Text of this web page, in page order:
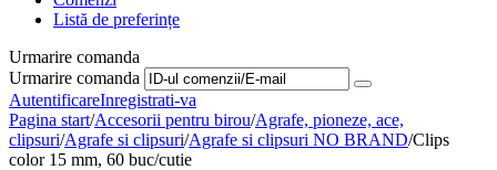
Listă de preferințe
Urmarire comanda
Urmarire comanda
AutentificareInregistrati-va
Pagina start/Accesorii pentru birou/Agrafe, pioneze, ace,
clipsuri/Agrafe si clipsuri/Agrafe si clipsuri NO BRAND/Clips
color 15 mm, 60 buc/cutie